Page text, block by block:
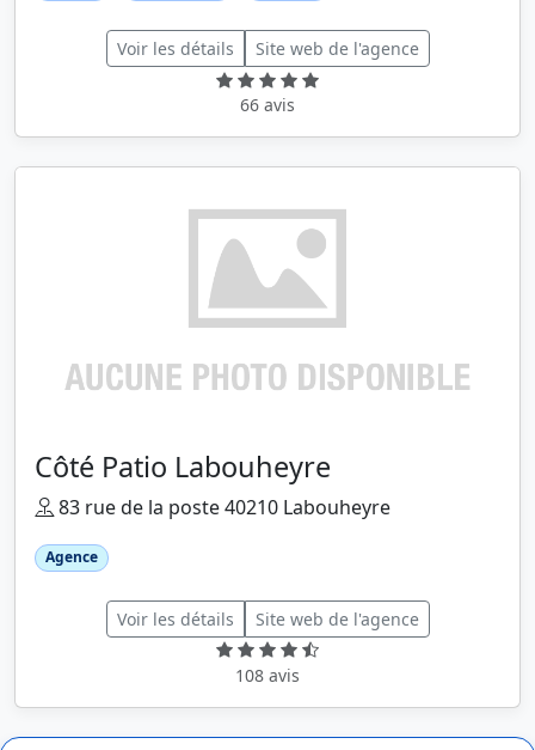
Voir les détails Site web de l'agence
66 avis
Côté Patio Labouheyre
83 rue de la poste 40210 Labouheyre
Agence
Voir les détails Site web de l'agence
108 avis